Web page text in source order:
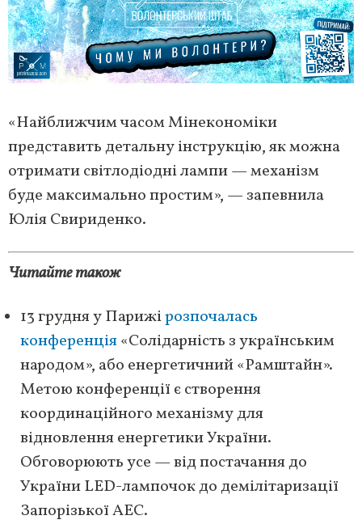
«Найближчим часом Мінекономіки
представить детальну інструкцію, як можна
отримати світлодіодні лампи — механізм
буде максимально простим», — запевнила
Юлія Свириденко.
Читайте також
13 грудня у Парижірозпочалась
конференція«Солідарність з українським
народом», або енергетичний «Рамштайн».
Метою конференції є створення
координаційного механізму для
відновлення енергетики України.
Обговорюють усе — від постачання до
України LED-лампочок до демілітаризації
Запорізької АЕС.